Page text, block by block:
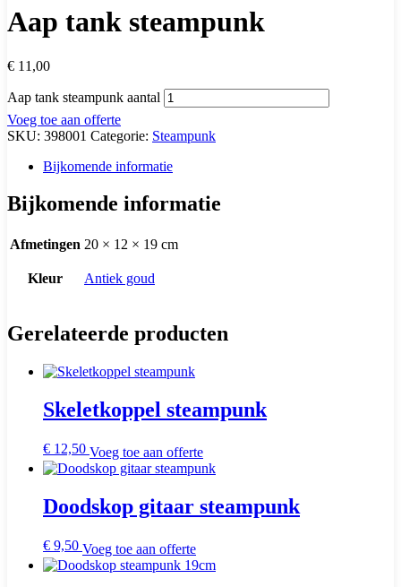
Aap tank steampunk
€ 11,00
Aap tank steampunk aantal
Voeg toe aan offerte
SKU: 398001 Categorie: Steampunk
Bijkomende informatie
Bijkomende informatie
Afmetingen 20 × 12 × 19 cm
Kleur Antiek goud
Gerelateerde producten
Skeletkoppel steampunk
€ 12,50 Voeg toe aan offerte
Doodskop gitaar steampunk
€ 9,50 Voeg toe aan offerte